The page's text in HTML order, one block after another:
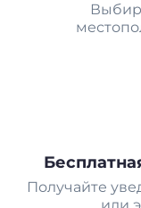
Получайте